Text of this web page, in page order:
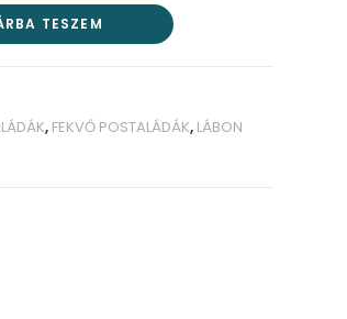
TESZEM
, FEKVŐ POSTALÁDÁK, LÁBON